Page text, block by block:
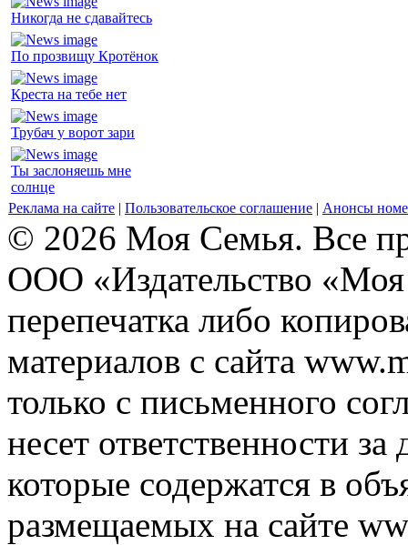
Никогда не сдавайтесь
По прозвищу Кротёнок
Креста на тебе нет
Трубач у ворот зари
Ты заслоняешь мне
солнце
Реклама на сайте | Пользовательское соглашение | Анонсы
© 2026 Моя Семья. Все
ООО «Издательство
перепечатка либо
материалов с сайта
только с письменного
несет ответственности
которые содержатся в
размещаемых на сайте